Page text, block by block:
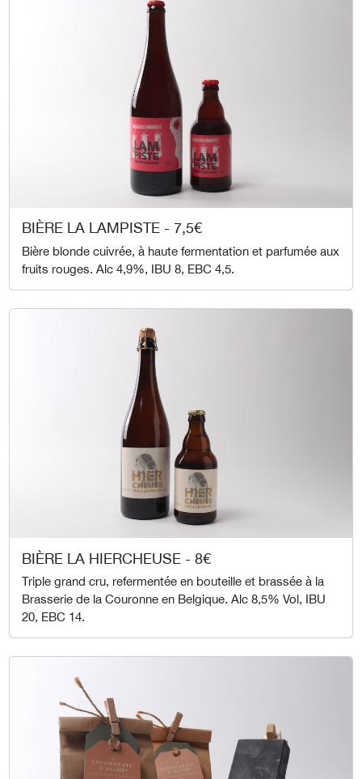
BIÈRE LA LAMPISTE - 7,5€
Bière blonde cuivrée, à haute fermentation et parfumée aux
fruits rouges. Alc 4,9%, IBU 8, EBC 4,5.
BIÈRE LA HIERCHEUSE - 8€
Triple grand cru, refermentée en bouteille et brassée à la
Brasserie de la Couronne en Belgique. Alc 8,5% Vol, IBU
20, EBC 14.